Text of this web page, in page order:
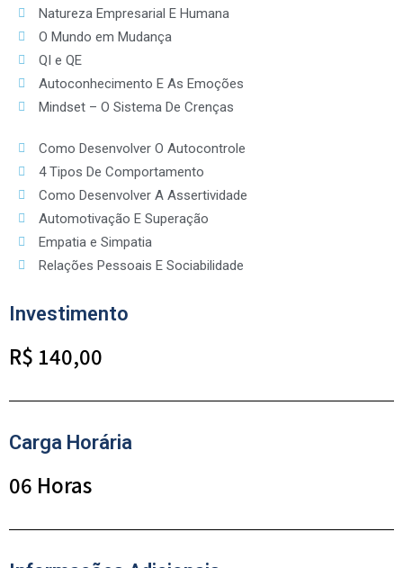
Natureza Empresarial E Humana
O Mundo em Mudança
QI e QE
Autoconhecimento E As Emoções
Mindset – O Sistema De Crenças
Como Desenvolver O Autocontrole
4 Tipos De Comportamento
Como Desenvolver A Assertividade
Automotivação E Superação
Empatia e Simpatia
Relações Pessoais E Sociabilidade
Investimento
R$ 140,00
Carga Horária
06 Horas